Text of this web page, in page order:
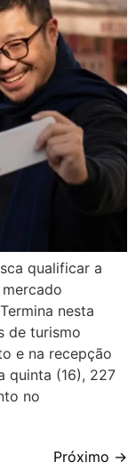
qualificar a
nesta
de turismo
e na recepção
quinta (16), 227
no
Próximo →